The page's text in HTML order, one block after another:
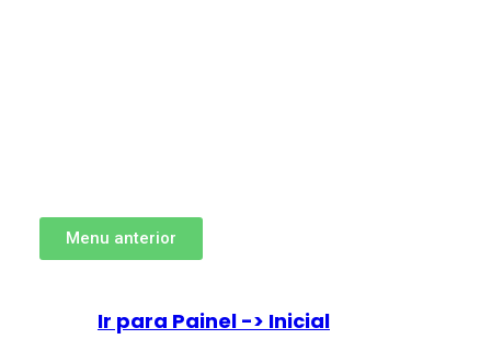
Menu anterior
Ir para Painel -> Inicial